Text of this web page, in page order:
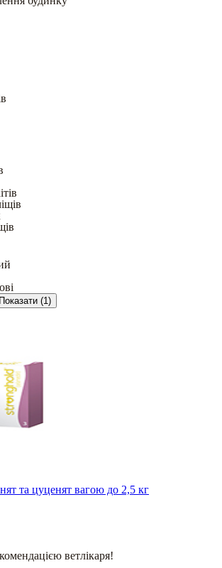
Показати (1)
та цуценят вагою до 2,5 кг
ветлікаря!